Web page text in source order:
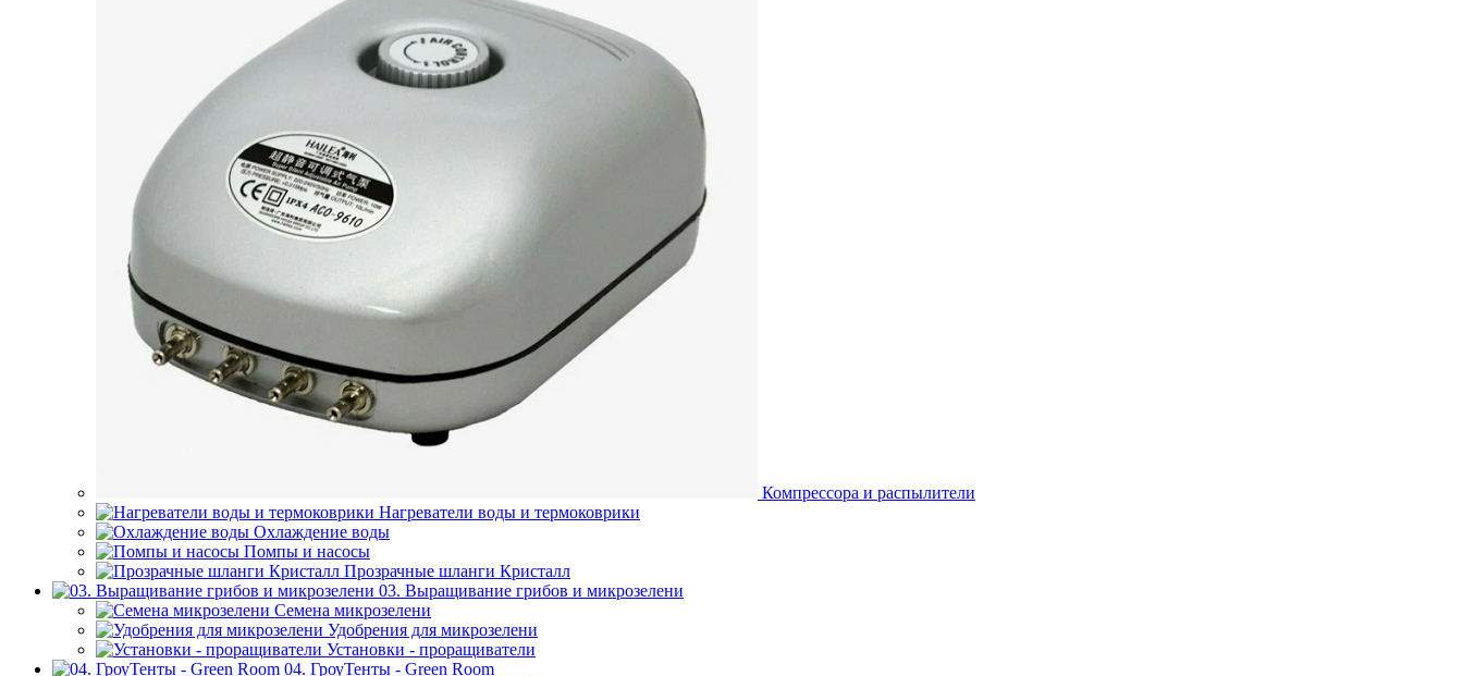
Компрессора и распылители
Нагреватели воды и термоковрики
Охлаждение воды
Помпы и насосы
Прозрачные шланги Кристалл
03. Выращивание грибов и микрозелени
Семена микрозелени
Удобрения для микрозелени
Установки - проращиватели
04. ГроуТенты - Green Room